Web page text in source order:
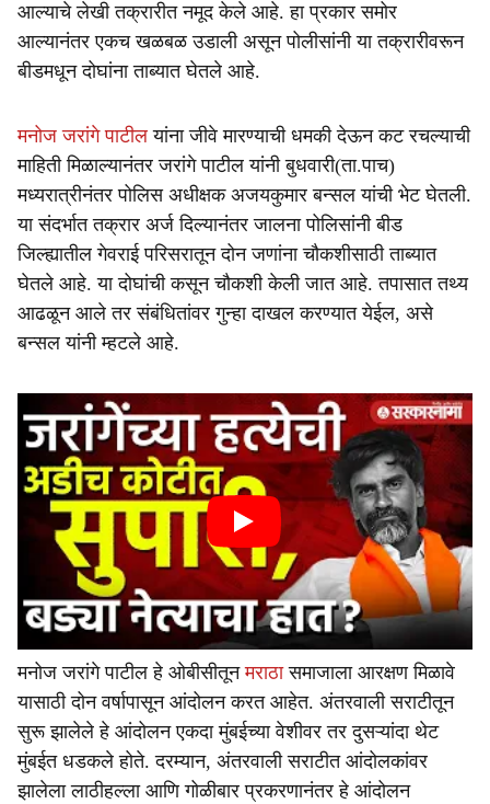
आल्याचे लेखी तक्रारीत नमूद केले आहे. हा प्रकार समोर
आल्यानंतर एकच खळबळ उडाली असून पोलीसांनी या तक्रारीवरून
बीडमधून दोघांना ताब्यात घेतले आहे.
मनोज जरांगे पाटीलयांना जीवे मारण्याची धमकी देऊन कट रचल्याची
माहिती मिळाल्यानंतर जरांगे पाटील यांनी बुधवारी(ता.पाच)
मध्यरात्रीनंतर पोलिस अधीक्षक अजयकुमार बन्सल यांची भेट घेतली.
या संदर्भात तक्रार अर्ज दिल्यानंतर जालना पोलिसांनी बीड
जिल्ह्यातील गेवराई परिसरातून दोन जणांना चौकशीसाठी ताब्यात
घेतले आहे. या दोघांची कसून चौकशी केली जात आहे. तपासात तथ्य
आढळून आले तर संबंधितांवर गुन्हा दाखल करण्यात येईल, असे
बन्सल यांनी म्हटले आहे.
मनोज जरांगे पाटील हे ओबीसीतूनमराठासमाजाला आरक्षण मिळावे
यासाठी दोन वर्षापासून आंदोलन करत आहेत. अंतरवाली सराटीतून
सुरू झालेले हे आंदोलन एकदा मुंबईच्या वेशीवर तर दुसऱ्यांदा थेट
मुंबईत धडकले होते. दरम्यान, अंतरवाली सराटीत आंदोलकांवर
झालेला लाठीहल्ला आणि गोळीबार प्रकरणानंतर हे आंदोलन